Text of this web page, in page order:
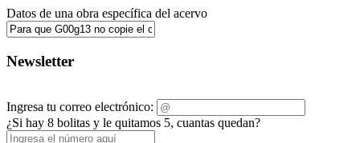
Datos de una obra específica del acervo
Newsletter
Ingresa tu correo electrónico:
¿Si hay 8 bolitas y le quitamos 5, cuantas quedan?